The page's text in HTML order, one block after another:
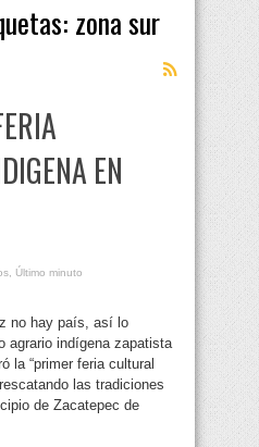
zona sur
EN
, Último minuto
no hay país, así lo
agrario indígena zapatista
la “primer feria cultural
las tradiciones
de Zacatepec de